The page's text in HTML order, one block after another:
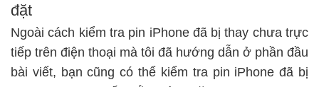
đặt
Ngoài cách kiểm tra pin iPhone đã bị thay chưa trực
tiếp trên điện thoại mà tôi đã hướng dẫn ở phần đầu
bài viết, bạn cũng có thể kiểm tra pin iPhone đã bị